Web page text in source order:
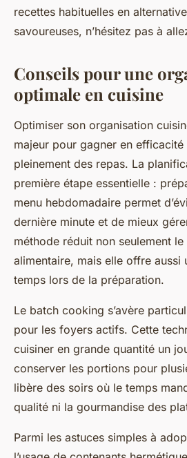
recettes habituelles en
savoureuses, n’hésitez pas à
Conseils pour une
optimale en cuisine
Optimiser son organisation
majeur pour gagner en
pleinement des repas. La
première étape essentielle :
menu hebdomadaire permet
dernière minute et de mieux
méthode réduit non seulement
alimentaire, mais elle offre aussi
temps lors de la préparation.
Le batch cooking s’avère
pour les foyers actifs. Cette
cuisiner en grande quantité un
conserver les portions pour
libère des soirs où le temps
qualité ni la gourmandise des
Parmi les astuces simples à